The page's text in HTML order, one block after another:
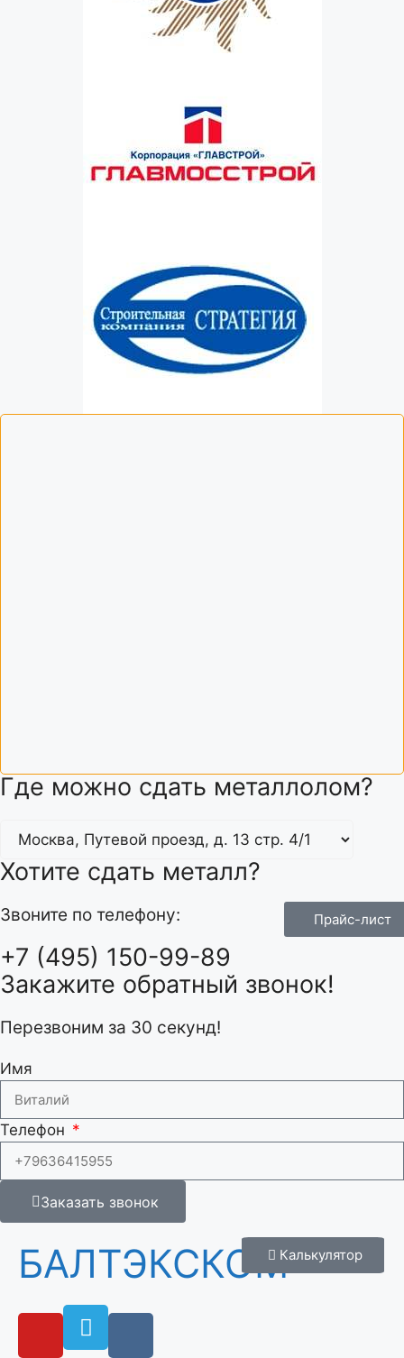
Где можно сдать металлолом?
Хотите сдать металл?
Звоните по телефону:
+7 (495) 150-99-89
Закажите обратный звонок!
Перезвоним за 30 секунд!
Имя
Телефон
Заказать звонок
Калькулятор
Прайс-лист
БАЛТЭКСКОМ